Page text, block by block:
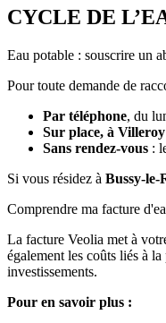
CYCLE DE
Eau potable : souscrire un
Pour toute demande de
Par téléphone, du
Sur place, à Villeroy
Sans rendez-vous :
Si vous résidez à Bussy-le-
Comprendre ma facture
La facture Veolia met à
également les coûts liés à
investissements.
Pour en savoir plus :